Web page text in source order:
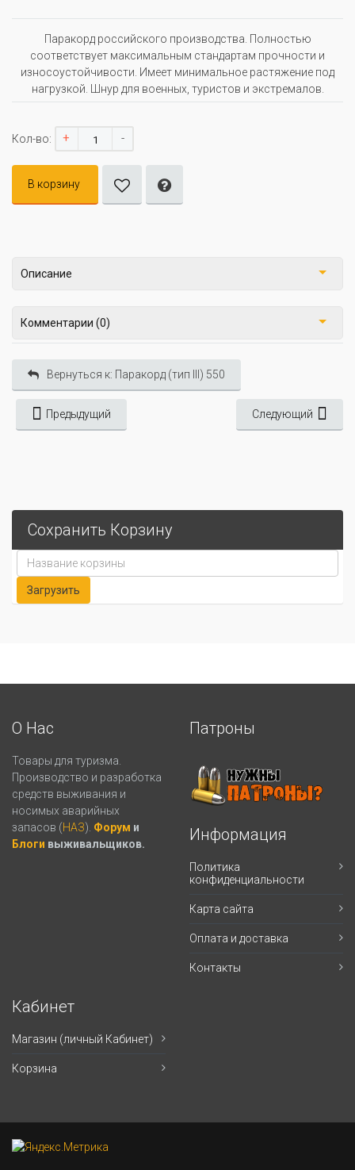
Паракорд российского производства. Полностью
соответствует максимальным стандартам прочности и
износоустойчивости. Имеет минимальное растяжение под
нагрузкой. Шнур для военных, туристов и экстремалов.
Кол-во: + -
В корзину
Описание
Комментарии (0)
Вернуться к: Паракорд (тип III) 550
Предыдущий Следующий
Сохранить Корзину
О Нас
Товары для туризма.
Производство и разработка
средств выживания и
носимых аварийных
запасов (НАЗ). Форум и
Блоги выживальщиков.
Патроны
Информация
Политика
конфиденциальности
Карта сайта
Оплата и доставка
Контакты
Кабинет
Магазин (личный Кабинет)
Корзина